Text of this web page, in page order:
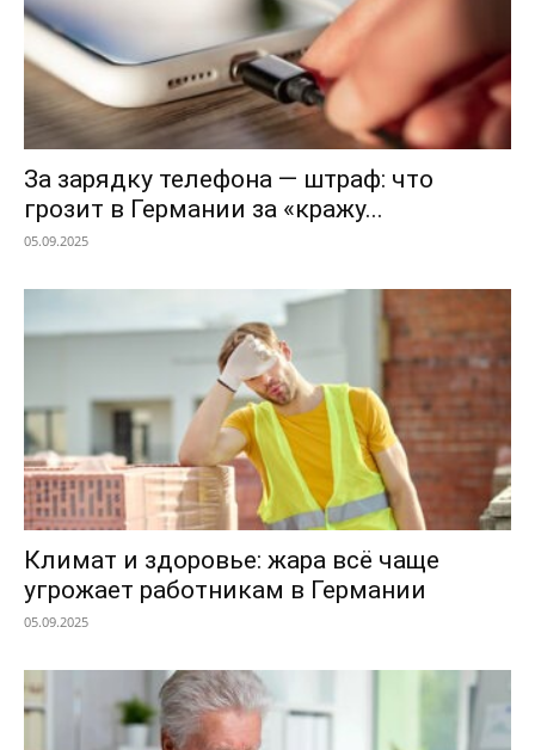
За зарядку телефона — штраф: что
грозит в Германии за «кражу...
05.09.2025
Климат и здоровье: жара всё чаще
угрожает работникам в Германии
05.09.2025